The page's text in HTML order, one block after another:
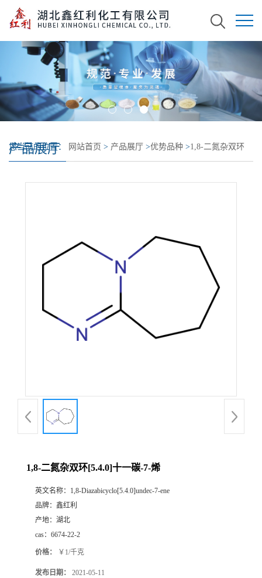
产品展厅
您当前的位置： 网站首页 > 产品展厅 >优势品种 >1,8-二氮杂双环
1,8-二氮杂双环[5.4.0]十一碳-7-烯
英文名称： 1,8-Diazabicyclo[5.4.0]undec-7-ene
品牌： 鑫红利
产地： 湖北
cas： 6674-22-2
价格： ￥1/千克
发布日期： 2021-05-11